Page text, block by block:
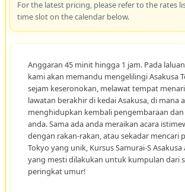
For the latest pricing, please refer to the rates
time slot on the calendar below.
Anggaran 45 minit hingga 1 jam. Pada
kami akan memandu mengelilingi Asakusa
sejam keseronokan, melawat tempat
lawatan berakhir di kedai Asakusa, di mana
menghidupkan kembali pengembaraan
anda. Sama ada anda meraikan acara
dengan rakan-rakan, atau sekadar mencari
Tokyo yang unik, Kursus Samurai-S
yang mesti dilakukan untuk kumpulan dari
peringkat umur!